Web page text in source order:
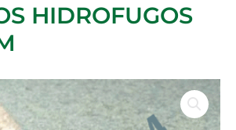
HIDROFUGOS